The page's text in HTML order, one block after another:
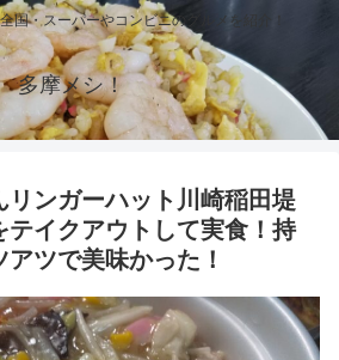
国・スーパーやコンビニのグルメを紹介！
多摩メシ！
リンガーハット川崎稲田堤
テイクアウトして実食！持
ツで美味かった！